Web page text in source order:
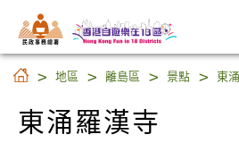
民 政 事 務 總 署
東涌羅漢寺
地區 離島區 景點 東
東涌羅漢寺